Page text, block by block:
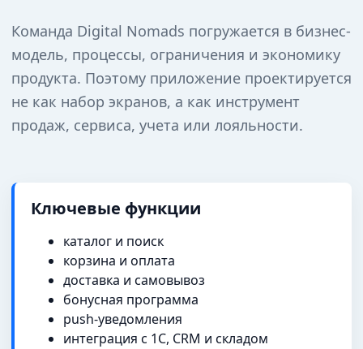
Команда Digital Nomads погружается в бизнес-
модель, процессы, ограничения и экономику
продукта. Поэтому приложение проектируется
не как набор экранов, а как инструмент
продаж, сервиса, учета или лояльности.
Ключевые функции
каталог и поиск
корзина и оплата
доставка и самовывоз
бонусная программа
push-уведомления
интеграция с 1С, CRM и складом